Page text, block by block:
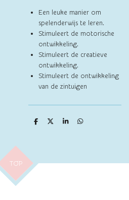
Een leuke manier om
spelenderwijs te leren.
Stimuleert de motorische
ontwikkeling.
Stimuleert de creatieve
ontwikkeling.
Stimuleert de ontwikkeling
van de zintuigen
D
D
S
D
TOP